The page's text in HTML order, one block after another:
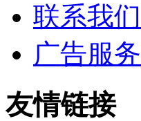
联系我们
广告服务
友情链接